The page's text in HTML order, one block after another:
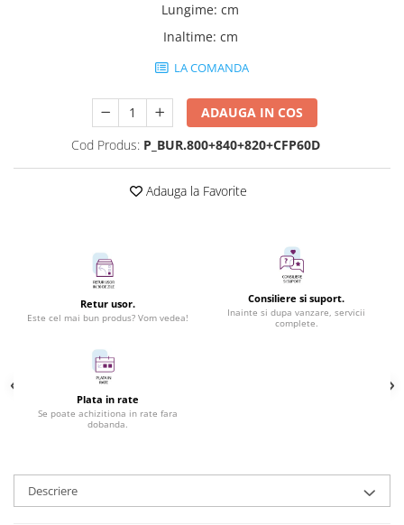
Lungime: cm
Inaltime: cm
LA COMANDA
ADAUGA IN COS
Cod Produs: P_BUR.800+840+820+CFP60D
Adauga la Favorite
Retur usor.
Este cel mai bun produs? Vom vedea!
Consiliere si suport.
Inainte si dupa vanzare, servicii
complete.
Plata in rate
Se poate achizitiona in rate fara
dobanda.
Descriere